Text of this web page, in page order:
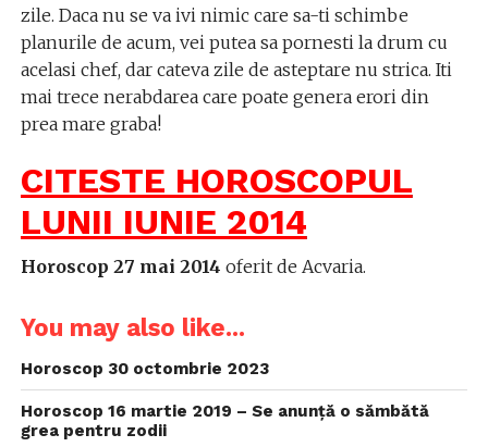
zile. Daca nu se va ivi nimic care sa-ti schimbe
planurile de acum, vei putea sa pornesti la drum cu
acelasi chef, dar cateva zile de asteptare nu strica. Iti
mai trece nerabdarea care poate genera erori din
prea mare graba!
CITESTE HOROSCOPUL
LUNII IUNIE 2014
Horoscop 27 mai 2014 oferit de Acvaria.
You may also like...
Horoscop 30 octombrie 2023
Horoscop 16 martie 2019 – Se anunță o sămbătă
grea pentru zodii